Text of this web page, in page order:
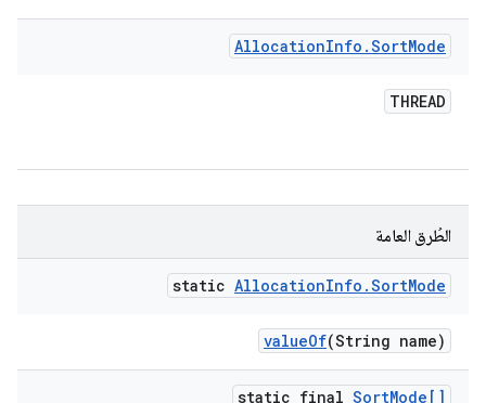
AllocationInfo .SortMode
THREAD
الطُرق العامة
static AllocationInfo .SortMode
valueOf(String name)
static final SortMode[]